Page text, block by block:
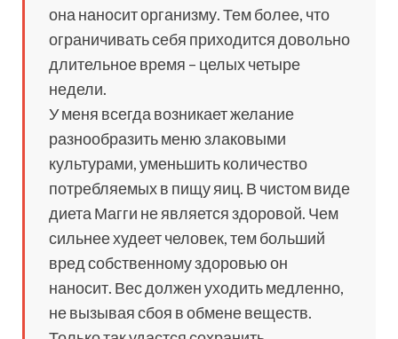
она наносит организму. Тем более, что
ограничивать себя приходится довольно
длительное время – целых четыре
недели.
У меня всегда возникает желание
разнообразить меню злаковыми
культурами, уменьшить количество
потребляемых в пищу яиц. В чистом виде
диета Магги не является здоровой. Чем
сильнее худеет человек, тем больший
вред собственному здоровью он
наносит. Вес должен уходить медленно,
не вызывая сбоя в обмене веществ.